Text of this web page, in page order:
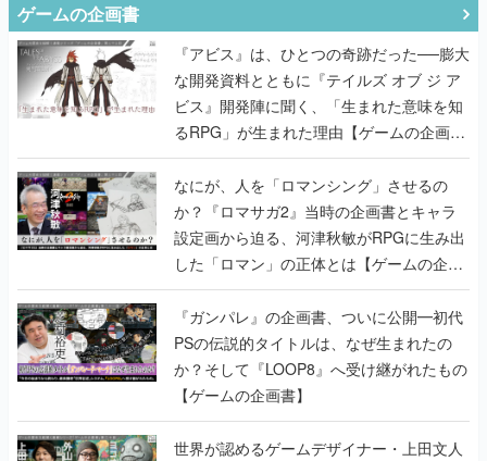
ゲームの企画書
『アビス』は、ひとつの奇跡だった──膨大
な開発資料とともに『テイルズ オブ ジ ア
ビス』開発陣に聞く、「生まれた意味を知
るRPG」が生まれた理由【ゲームの企画
書】
なにが、人を「ロマンシング」させるの
か？『ロマサガ2』当時の企画書とキャラ
設定画から迫る、河津秋敏がRPGに生み出
した「ロマン」の正体とは【ゲームの企画
書】
『ガンパレ』の企画書、ついに公開━初代
PSの伝説的タイトルは、なぜ生まれたの
か？そして『LOOP8』へ受け継がれたもの
【ゲームの企画書】
世界が認めるゲームデザイナー・上田文人